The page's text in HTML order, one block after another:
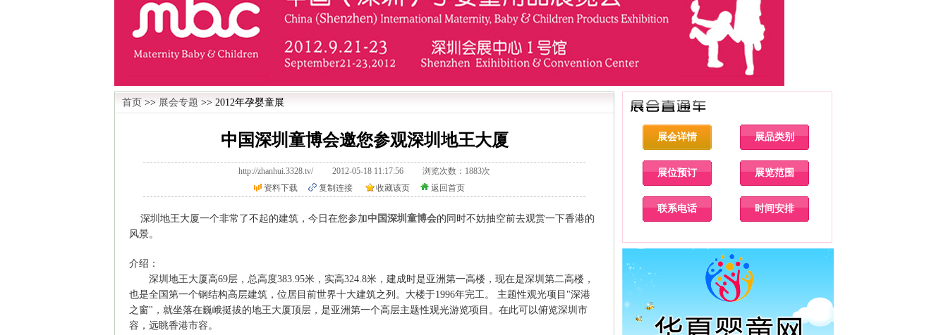
首页 >> 展会专题 >> 2012年孕婴童展
中国深圳童博会邀您参观深圳地王大厦
http://zhanhui.3328.tv/ 2012-05-18 11:17:56 浏览次数：1883次
资料下载
复制连接 收藏该页 返回首页
深圳地王大厦一个非常了不起的建筑，今日在您参加中国深圳童博会的同时不妨抽空前去观赏一下香港的
风景。
介绍：
深圳地王大厦高69层，总高度383.95米，实高324.8米，建成时是亚洲第一高楼，现在是深圳第二高楼，
也是全国第一个钢结构高层建筑，位居目前世界十大建筑之列。大楼于1996年完工。 主题性观光项目"深港
之窗"，就坐落在巍峨挺拔的地王大厦顶层，是亚洲第一个高层主题性观光游览项目。在此可以俯览深圳市
容，远眺香港市容。
展会详情 展品类别
展位预订 展览范围
联系电话 时间安排